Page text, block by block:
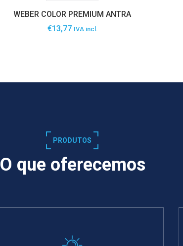
WEBER COLOR PREMIUM ANTRA
€13,77 IVA incl.
PRODUTOS
O que oferecemos